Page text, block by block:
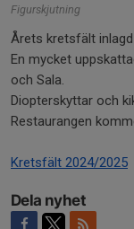
Figurskjutning
Årets kretsfält inlagd
En mycket
och Sala.
Diopterskyttar och
Restaurangen
Kretsfält 2024/2025
Dela nyhet